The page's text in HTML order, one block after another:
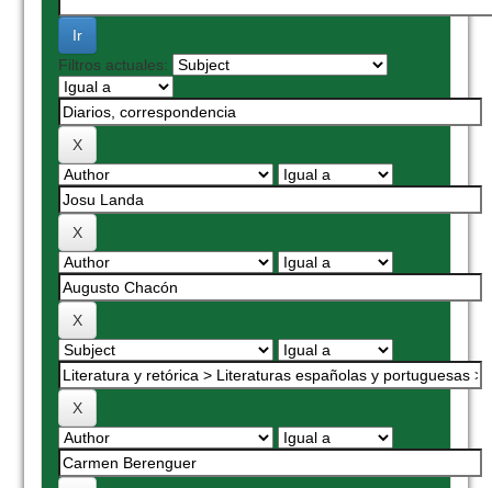
Filtros actuales: